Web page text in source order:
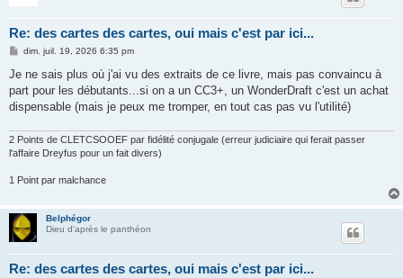
Re: des cartes des cartes, oui mais c'est par ici...
M
s
a
g
e
dim. juil. 19, 2026 6:35 pm
Je ne sais plus où j'ai vu des extraits de ce livre, mais pas convaincu à
part pour les débutants...si on a un CC3+, un WonderDraft c'est un achat
dispensable (mais je peux me tromper, en tout cas pas vu l'utilité)
2 Points de CLETCSOOEF par fidélité conjugale (erreur judiciaire qui ferait passer
l'affaire Dreyfus pour un fait divers)
1 Point par malchance
Belphégor
Dieu d'après le panthéon
Re: des cartes des cartes, oui mais c'est par ici...